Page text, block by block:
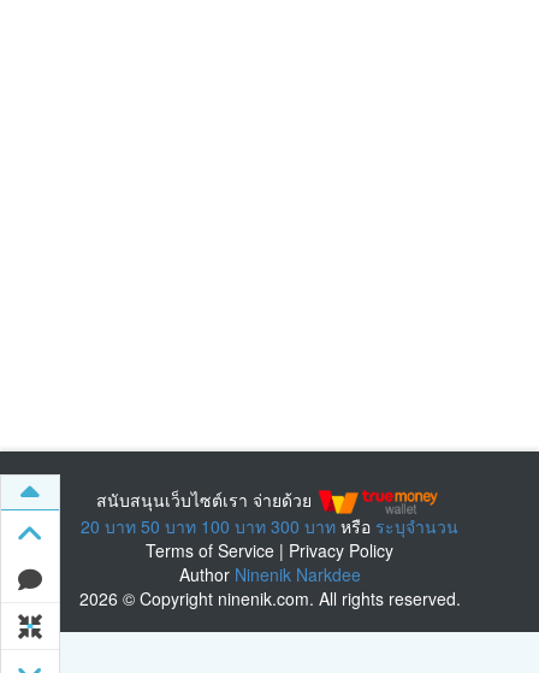
สนับสนุนเว็บไซต์เรา จ่ายด้วย
20 บาท 50 บาท 100 บาท 300 บาท หรือ ระบุจำนวน
Terms of Service | Privacy Policy
Author Ninenik Narkdee
2026 © Copyright ninenik.com. All rights reserved.